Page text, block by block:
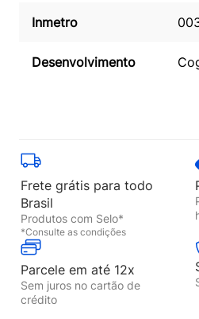
Inmetro
Desenvolvimento
Frete grátis para todo
Brasil
Produtos com Selo*
*Consulte as condições
Parcele em até 12x
Sem juros no cartão de
crédito